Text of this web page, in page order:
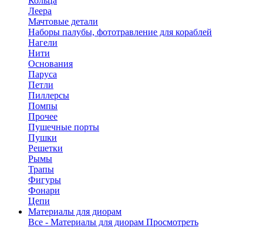
Леера
Мачтовые детали
Наборы палубы, фототравление для кораблей
Нагели
Нити
Основания
Паруса
Петли
Пиллерсы
Помпы
Прочее
Пушечные порты
Пушки
Решетки
Рымы
Трапы
Фигуры
Фонари
Цепи
Материалы для диорам
Все - Материалы для диорам Просмотреть